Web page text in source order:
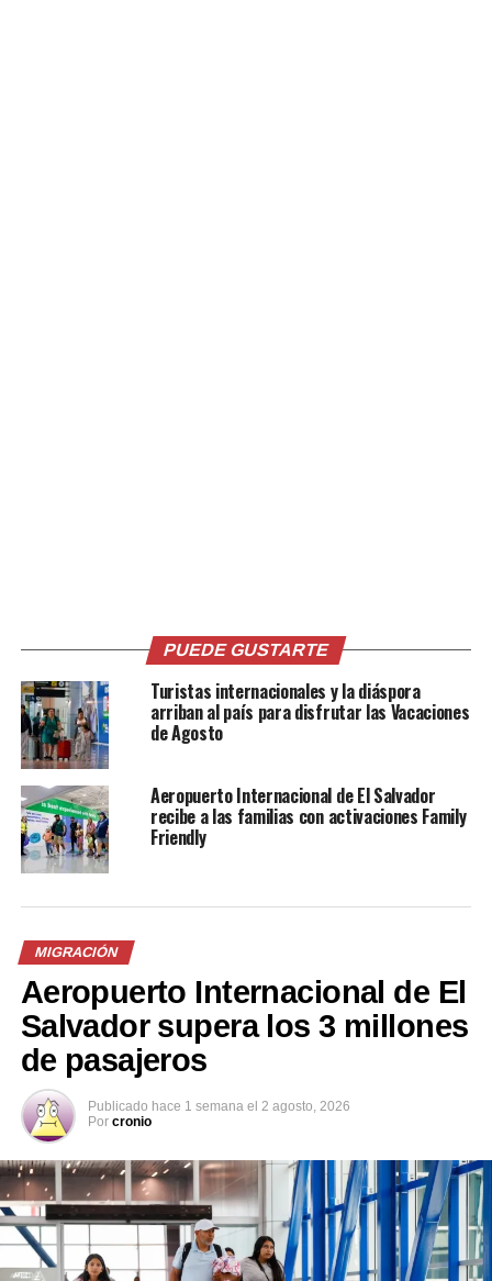
Salud
De acuerdo con las autoridades de Gobierno, hasta la
fecha más de 5 mil connacionales, quienes ha sido
retornados a El Salvador, vía aérea y terrestre.
Comparte esto:
Facebook X
Me gusta esto:
Relacionado
PUEDE GUSTARTE
Turistas internacionales y la diáspora
arriban al país para disfrutar las Vacaciones
de Agosto
Aeropuerto Internacional de El Salvador
recibe a las familias con activaciones Family
Friendly
MIGRACIÓN
Aeropuerto Internacional de El
Salvador supera los 3 millones
de pasajeros
Publicado hace 1 semana el 2 agosto, 2026
Por cronio